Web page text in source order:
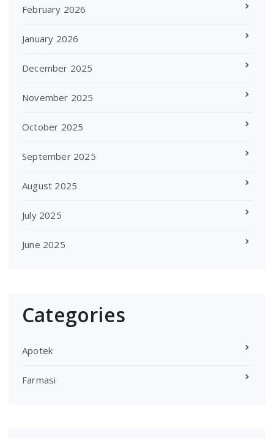
February 2026
January 2026
December 2025
November 2025
October 2025
September 2025
August 2025
July 2025
June 2025
Categories
Apotek
Farmasi